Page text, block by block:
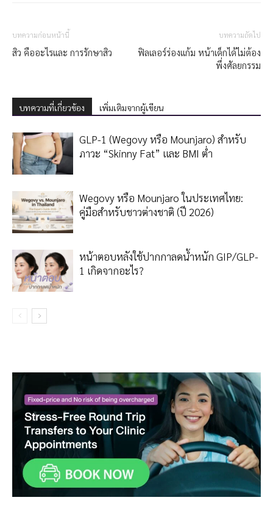
บทความก่อนหน้านี้
สิว คืออะไรและ การรักษาสิว
บทความถัดไป
ฟิลเลอร์ร่องแก้ม หน้าเด็กได้ไม่ต้อง
พึ่งศัลยกรรม
บทความที่เกี่ยวข้อง เพิ่มเติมจากผู้เขียน
GLP-1 (Wegovy หรือ Mounjaro) สำหรับ
ภาวะ “Skinny Fat” และ BMI ต่ำ
Wegovy หรือ Mounjaro ในประเทศไทย:
คู่มือสำหรับชาวต่างชาติ (ปี 2026)
หน้าตอบหลังใช้ปากกาลดน้ำหนัก GIP/GLP-
1 เกิดจากอะไร?